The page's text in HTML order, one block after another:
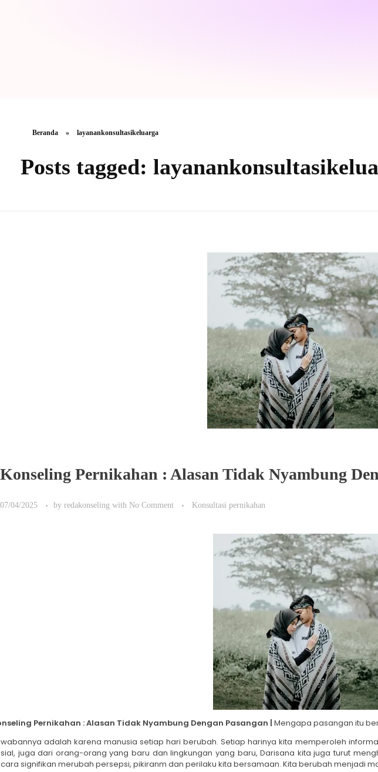
Beranda » layanankonsultasikeluarga
Posts tagged:
Konseling Pernikahan : Alasan Tidak Nyambung
07/04/2025 by redakonseling with No Comment Konsultasi pernikahan
Pernikahan : Alasan Tidak Nyambung Dengan Pasangan | Mengapa pasangan itu
adalah karena manusia setiap hari berubah. Setiap harinya kita memperoleh
juga dari orang-orang yang baru dan lingkungan yang baru, Darisana kita juga turut
signifikan merubah persepsi, pikiranm dan perilaku kita bersamaan. Kita berubah menjadi